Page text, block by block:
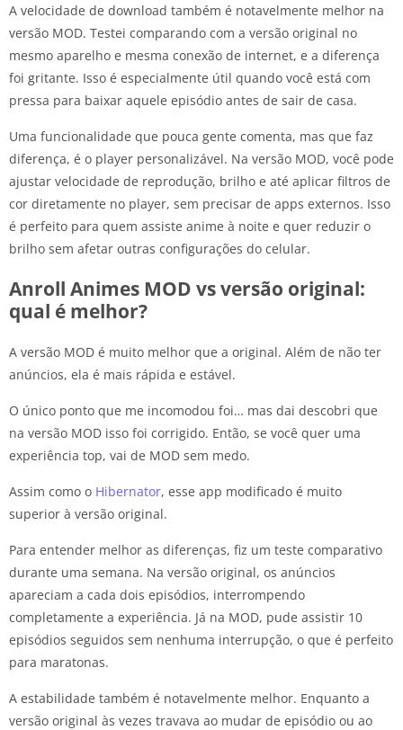
A velocidade de download também é notavelmente melhor na
versão MOD. Testei comparando com a versão original no
mesmo aparelho e mesma conexão de internet, e a diferença
foi gritante. Isso é especialmente útil quando você está com
pressa para baixar aquele episódio antes de sair de casa.
Uma funcionalidade que pouca gente comenta, mas que faz
diferença, é o player personalizável. Na versão MOD, você pode
ajustar velocidade de reprodução, brilho e até aplicar filtros de
cor diretamente no player, sem precisar de apps externos. Isso
é perfeito para quem assiste anime à noite e quer reduzir o
brilho sem afetar outras configurações do celular.
Anroll Animes MOD vs versão original:
qual é melhor?
A versão MOD é muito melhor que a original. Além de não ter
anúncios, ela é mais rápida e estável.
O único ponto que me incomodou foi… mas dai descobri que
na versão MOD isso foi corrigido. Então, se você quer uma
experiência top, vai de MOD sem medo.
Assim como o Hibernator, esse app modificado é muito
superior à versão original.
Para entender melhor as diferenças, fiz um teste comparativo
durante uma semana. Na versão original, os anúncios
apareciam a cada dois episódios, interrompendo
completamente a experiência. Já na MOD, pude assistir 10
episódios seguidos sem nenhuma interrupção, o que é perfeito
para maratonas.
A estabilidade também é notavelmente melhor. Enquanto a
versão original às vezes travava ao mudar de episódio ou ao